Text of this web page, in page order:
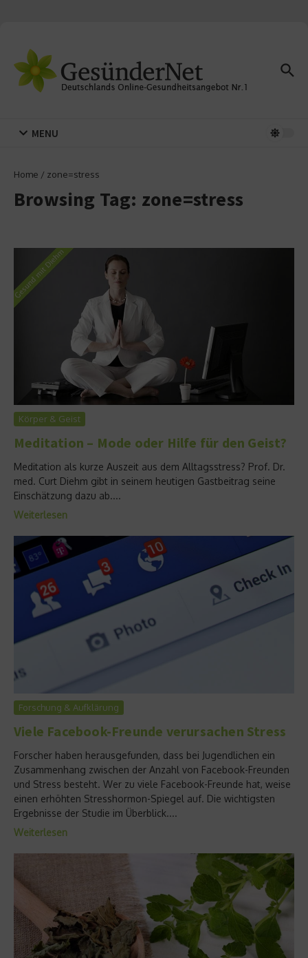
MENU
Home / zone=stress
Browsing Tag: zone=stress
Körper & Geist
Meditation – Mode oder Hilfe für den Geist?
Meditation als kurze Auszeit aus dem Alltagsstress? Prof. Dr.
med. Curt Diehm gibt in seinem heutigen Gastbeitrag seine
Einschätzung dazu ab....
Weiterlesen
Forschung & Aufklärung
Viele Facebook-Freunde verursachen Stress
Forscher haben herausgefunden, dass bei Jugendlichen ein
Zusammenhang zwischen der Anzahl von Facebook-Freunden
und Stress besteht. Wer zu viele Facebook-Freunde hat, weise
einen erhöhten Stresshormon-Spiegel auf. Die wichtigsten
Ergebnisse der Studie im Überblick....
Weiterlesen